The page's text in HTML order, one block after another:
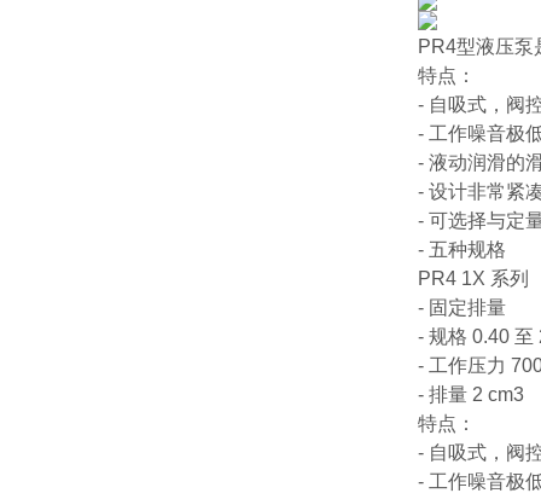
PR4型液压
特点：
- 自吸式，阀
- 工作噪音极
- 液动润滑的
- 设计非常紧
- 可选择与定
- 五种规格
PR4 1X 系列
- 固定排量
- 规格 0.40 至
- 工作压力
- 排量 2 cm3
特点：
- 自吸式，阀
- 工作噪音极